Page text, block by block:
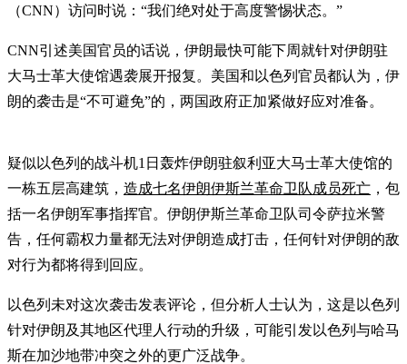
（CNN）访问时说：“我们绝对处于高度警惕状态。”
CNN引述美国官员的话说，伊朗最快可能下周就针对伊朗驻
大马士革大使馆遇袭展开报复。美国和以色列官员都认为，伊
朗的袭击是“不可避免”的，两国政府正加紧做好应对准备。
疑似以色列的战斗机1日轰炸伊朗驻叙利亚大马士革大使馆的
一栋五层高建筑， 造成七名伊朗伊斯兰革命卫队成员死亡 ，包
括一名伊朗军事指挥官。伊朗伊斯兰革命卫队司令萨拉米警
告，任何霸权力量都无法对伊朗造成打击，任何针对伊朗的敌
对行为都将得到回应。
以色列未对这次袭击发表评论，但分析人士认为，这是以色列
针对伊朗及其地区代理人行动的升级，可能引发以色列与哈马
斯在加沙地带冲突之外的更广泛战争。